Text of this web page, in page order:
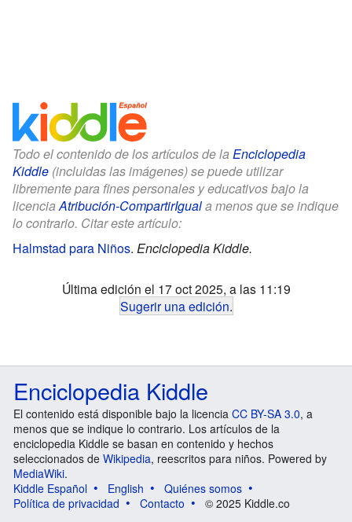
Todo el contenido de los artículos de la Enciclopedia
Kiddle (incluidas las imágenes) se puede utilizar
libremente para fines personales y educativos bajo la
licenciaAtribución-CompartirIguala menos que se indique
lo contrario. Citar este artículo:
Halmstad para Niños. Enciclopedia Kiddle.
Última edición el 17 oct 2025, a las 11:19
Sugerir una edición.
Enciclopedia Kiddle
El contenido está disponible bajo la licencia CC BY-SA 3.0, a
menos que se indique lo contrario. Los artículos de la
enciclopedia Kiddle se basan en contenido y hechos
seleccionados de Wikipedia, reescritos para niños. Powered by
MediaWiki.
Kiddle Español
English
Quiénes somos
Política de privacidad
Contacto © 2025 Kiddle.co